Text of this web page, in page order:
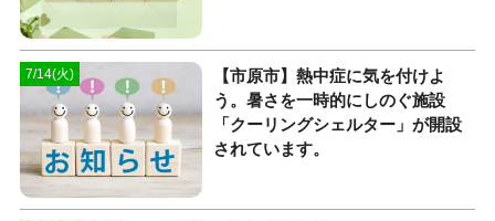
7/14(火)
【市原市】熱中症に気を付けよ
う。暑さを一時的にしのぐ施設
「クーリングシェルター」が開設
されています。